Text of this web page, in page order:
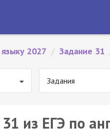
2027 / Задание 31
Задания
из ЕГЭ по